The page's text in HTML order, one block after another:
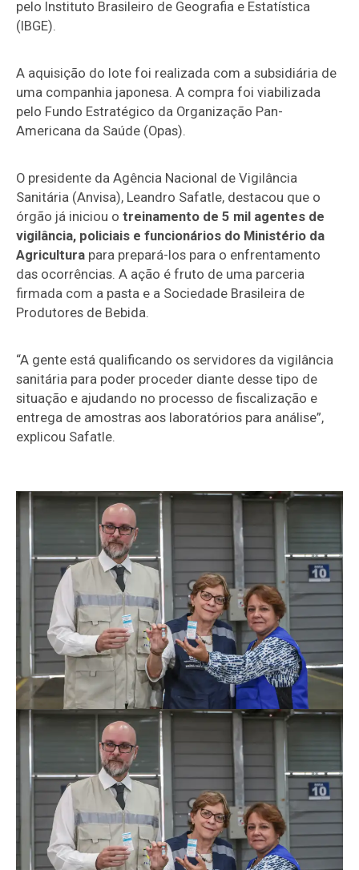
pelo Instituto Brasileiro de Geografia e Estatística
(IBGE).
A aquisição do lote foi realizada com a subsidiária de
uma companhia japonesa. A compra foi viabilizada
pelo Fundo Estratégico da Organização Pan-
Americana da Saúde (Opas).
O presidente da Agência Nacional de Vigilância
Sanitária (Anvisa), Leandro Safatle, destacou que o
órgão já iniciou o treinamento de 5 mil agentes de
vigilância, policiais e funcionários do Ministério da
Agricultura para prepará-los para o enfrentamento
das ocorrências. A ação é fruto de uma parceria
firmada com a pasta e a Sociedade Brasileira de
Produtores de Bebida.
“A gente está qualificando os servidores da vigilância
sanitária para poder proceder diante desse tipo de
situação e ajudando no processo de fiscalização e
entrega de amostras aos laboratórios para análise”,
explicou Safatle.